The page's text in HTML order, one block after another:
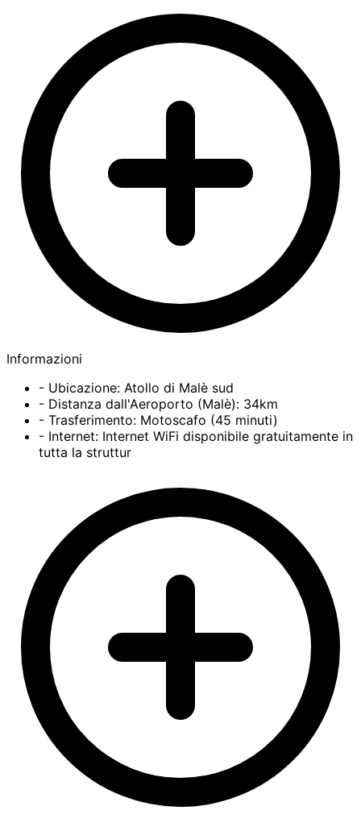
Informazioni
- Ubicazione: Atollo di Malè sud
- Distanza dall'Aeroporto (Malè): 34km
- Trasferimento: Motoscafo (45 minuti)
- Internet: Internet WiFi disponibile gratuitamente in
tutta la struttur